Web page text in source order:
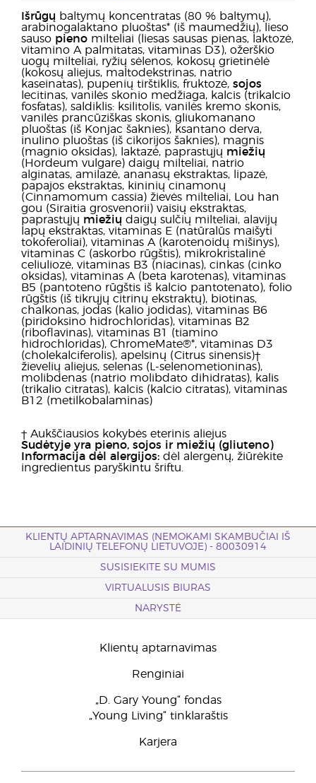
Išrūgų baltymų koncentratas (80 % baltymų),
arabinogalaktano pluoštas* (iš maumedžių), lieso
sauso pieno milteliai (liesas sausas pienas, laktozė,
vitamino A palmitatas, vitaminas D3), ožerškio
uogų milteliai, ryžių sėlenos, kokosų grietinėlė
(kokosų aliejus, maltodekstrinas, natrio
kaseinatas), pupenių tirštiklis, fruktozė, sojos
lecitinas, vanilės skonio medžiaga, kalcis (trikalcio
fosfatas), saldiklis: ksilitolis, vanilės kremo skonis,
vanilės prancūziškas skonis, gliukomanano
pluoštas (iš Konjac šaknies), ksantano derva,
inulino pluoštas (iš cikorijos šaknies), magnis
(magnio oksidas), laktazė, paprastųjų miežių
(Hordeum vulgare) daigų milteliai, natrio
alginatas, amilazė, ananasų ekstraktas, lipazė,
papajos ekstraktas, kininių cinamonų
(Cinnamomum cassia) žievės milteliai, Lou han
gou (Siraitia grosvenorii) vaisių ekstraktas,
paprastųjų miežių daigų sulčių milteliai, alavijų
lapų ekstraktas, vitaminas E (natūralūs maišyti
tokoferoliai), vitaminas A (karotenoidų mišinys),
vitaminas C (askorbo rūgštis), mikrokristalinė
celiuliozė, vitaminas B3 (niacinas), cinkas (cinko
oksidas), vitaminas A (beta karotenas), vitaminas
B5 (pantoteno rūgštis iš kalcio pantotenato), folio
rūgštis (iš tikrųjų citrinų ekstraktų), biotinas,
chalkonas, jodas (kalio jodidas), vitaminas B6
(piridoksino hidrochloridas), vitaminas B2
(riboflavinas), vitaminas B1 (tiamino
hidrochloridas), ChromeMate®*, vitaminas D3
(cholekalciferolis), apelsinų (Citrus sinensis)†
žievelių aliejus, selenas (L-selenometioninas),
molibdenas (natrio molibdato dihidratas), kalis
(trikalio citratas), kalcis (kalcio citratas), vitaminas
B12 (metilkobalaminas)
† Aukščiausios kokybės eterinis aliejus
Sudėtyje yra pieno, sojos ir miežių (gliuteno)
Informacija dėl alergijos: dėl alergenų, žiūrėkite
ingredientus paryškintu šriftu.
KLIENTŲ APTARNAVIMAS (NEMOKAMI SKAMBUČIAI IŠ
LAIDINIŲ TELEFONŲ LIETUVOJE) - 80030914
SUSISIEKITE SU MUMIS
VIRTUALUSIS BIURAS
NARYSTĖ
Klientų aptarnavimas
Renginiai
„D. Gary Young“ fondas
„Young Living“ tinklaraštis
Karjera